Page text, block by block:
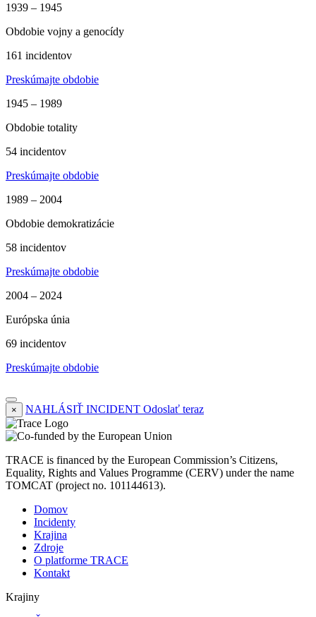
1939 – 1945
Obdobie vojny a genocídy
161 incidentov
Preskúmajte obdobie
1945 – 1989
Obdobie totality
54 incidentov
Preskúmajte obdobie
1989 – 2004
Obdobie demokratizácie
58 incidentov
Preskúmajte obdobie
2004 – 2024
Európska únia
69 incidentov
Preskúmajte obdobie
× NAHLÁSIŤ INCIDENT Odoslať teraz
TRACE is financed by the European Commission’s Citizens,
Equality, Rights and Values Programme (CERV) under the name
TOMCAT (project no. 101144613).
Domov
Incidenty
Krajina
Zdroje
O platforme TRACE
Kontakt
Krajiny